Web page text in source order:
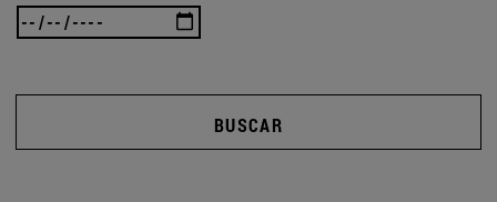
BUSCAR